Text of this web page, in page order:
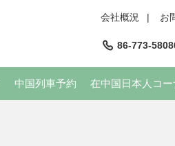
会社概況 | お
86-773-
中国列車予約 在中国日本人コー